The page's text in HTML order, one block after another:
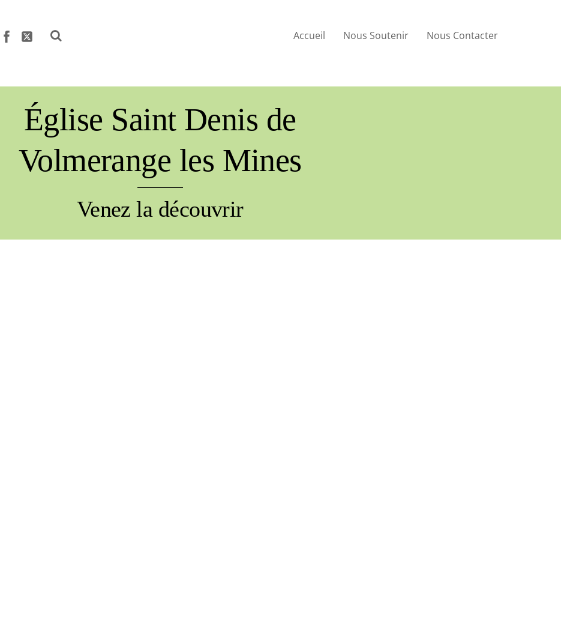
YouTubeFacebook
Twitter Accueil Nous Soutenir Nous Contacter
Église Saint Denis de
Volmerange les Mines
Venez la découvrir